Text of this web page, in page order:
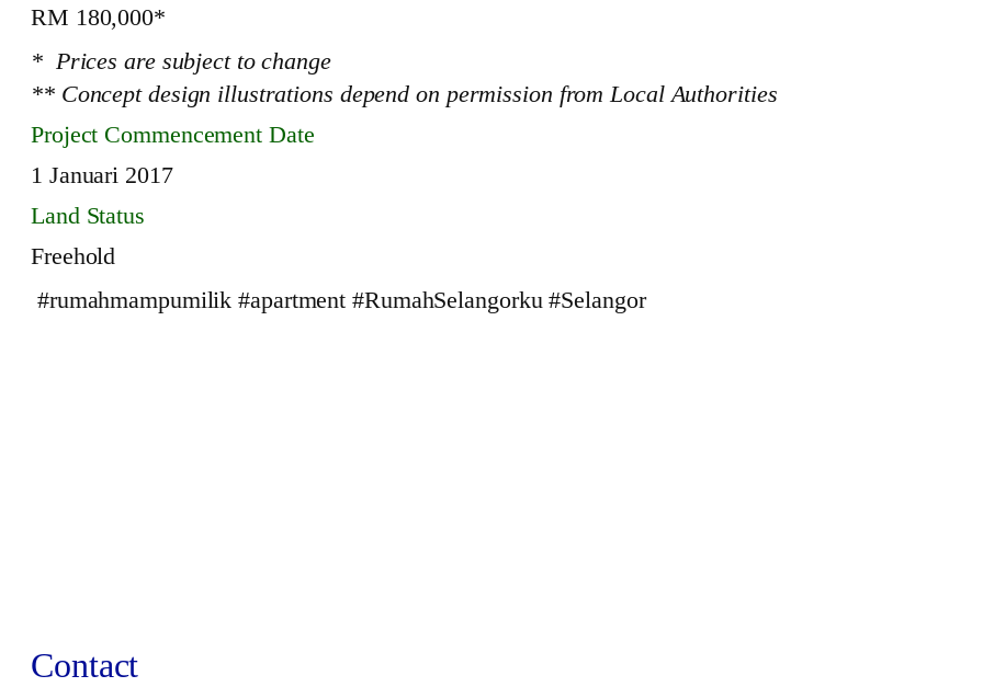
RM 180,000*
* Prices are subject to change
** Concept design illustrations depend on permission from Local Authorities
Project Commencement Date
1 Januari 2017
Land Status
Freehold
#rumahmampumilik #apartment #RumahSelangorku #Selangor
Contact